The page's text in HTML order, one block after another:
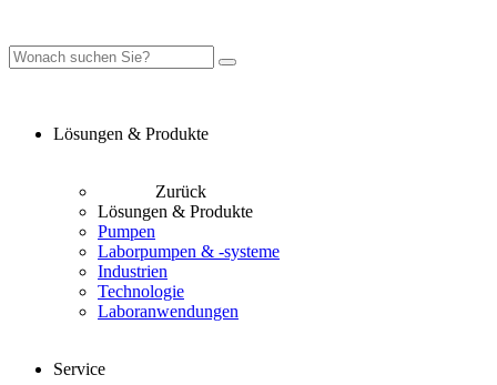
Lösungen & Produkte
Zurück
Lösungen & Produkte
Pumpen
Laborpumpen & -systeme
Industrien
Technologie
Laboranwendungen
Service